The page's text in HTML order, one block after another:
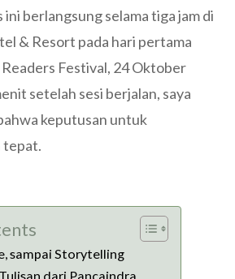
ini berlangsung selama tiga jam di
& Resort pada hari pertama
Festival, 24 Oktober
setelah sesi berjalan, saya
keputusan untuk
tepat.
sampai Storytelling
dari Pancaindra